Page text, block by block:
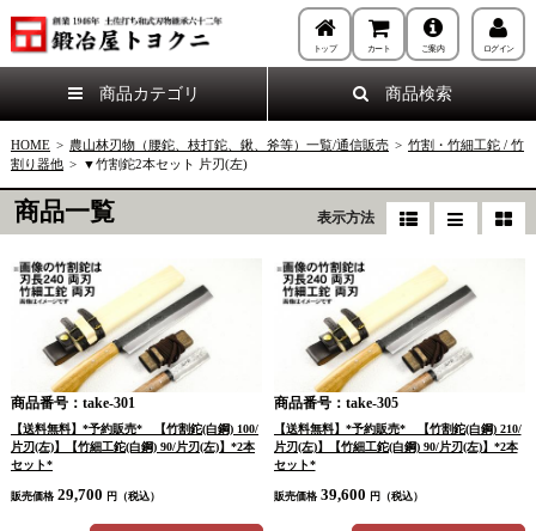
トップ カート ご案内 ログイン
商品カテゴリ 商品検索
HOME > 農山林刃物（腰鉈、枝打鉈、鍬、斧等）一覧/通信販売 > 竹割・竹細工鉈 / 竹
割り器他 > ▼竹割鉈2本セット 片刃(左)
商品一覧 表示方法
商品番号：take-301
【送料無料】*予約販売* 【竹割鉈(白鋼) 100/
片刃(左)】【竹細工鉈(白鋼) 90/片刃(左)】*2本
セット*
販売価格 29,700 円（税込）
商品番号：take-305
【送料無料】*予約販売* 【竹割鉈(白鋼) 210/
片刃(左)】【竹細工鉈(白鋼) 90/片刃(左)】*2本
セット*
販売価格 39,600 円（税込）